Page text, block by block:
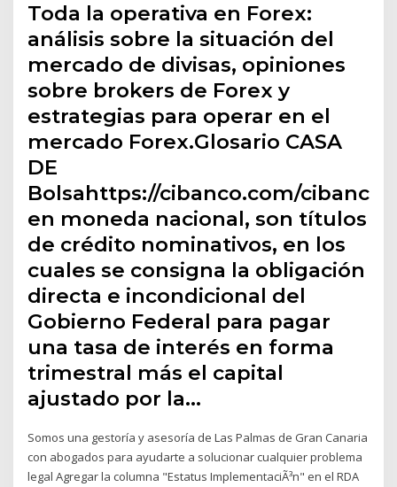
Toda la operativa en Forex:
análisis sobre la situación del
mercado de divisas, opiniones
sobre brokers de Forex y
estrategias para operar en el
mercado Forex.Glosario CASA
DE
Bolsahttps://cibanco.com/
en moneda nacional, son títulos
de crédito nominativos, en los
cuales se consigna la obligación
directa e incondicional del
Gobierno Federal para pagar
una tasa de interés en forma
trimestral más el capital
ajustado por la…
Somos una gestoría y asesoría de Las Palmas de Gran Canaria
con abogados para ayudarte a solucionar cualquier problema
legal Agregar la columna "Estatus ImplementaciÃ³n" en el RDA